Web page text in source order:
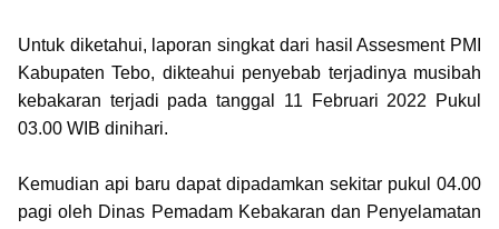
Untuk diketahui, laporan singkat dari hasil Assesment PMI
Kabupaten Tebo, dikteahui penyebab terjadinya musibah
kebakaran terjadi pada tanggal 11 Februari 2022 Pukul
03.00 WIB dinihari.
Kemudian api baru dapat dipadamkan sekitar pukul 04.00
pagi oleh Dinas Pemadam Kebakaran dan Penyelamatan